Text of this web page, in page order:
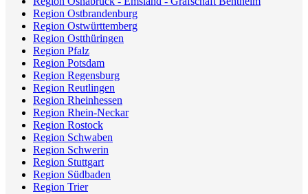
Region Ostbrandenburg
Region Ostwürttemberg
Region Ostthüringen
Region Pfalz
Region Potsdam
Region Regensburg
Region Reutlingen
Region Rheinhessen
Region Rhein-Neckar
Region Rostock
Region Schwaben
Region Schwerin
Region Stuttgart
Region Südbaden
Region Trier